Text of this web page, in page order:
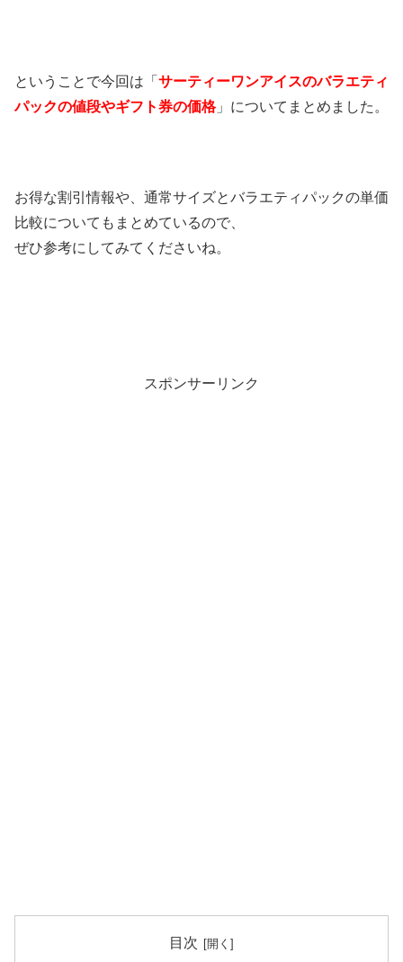
ということで今回は「 サーティーワンアイスのバラエティ
パックの値段やギフト券の価格」についてまとめました。
お得な割引情報や、通常サイズとバラエティパックの単価
比較についてもまとめているので、
ぜひ参考にしてみてくださいね。
スポンサーリンク
目次